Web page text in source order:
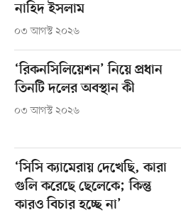
নাহিদ ইসলাম
০৩ আগস্ট ২০২৬
‘রিকনসিলিয়েশন’ নিয়ে প্রধান
তিনটি দলের অবস্থান কী
০৩ আগস্ট ২০২৬
‘সিসি ক্যামেরায় দেখেছি, কারা
গুলি করেছে ছেলেকে; কিন্তু
কারও বিচার হচ্ছে না’